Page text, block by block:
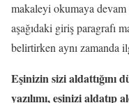
makaleyi okumaya devam
aşağıdaki giriş paragrafı
belirtirken aynı zamanda
Eşinizin sizi aldattığını
yazılımı, eşinizi aldatıp